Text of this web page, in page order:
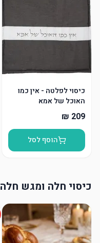
כיסוי לפלטה - אין כמו
האוכל של אמא
הוסף לסל
כיסוי חלה ומגש חלה